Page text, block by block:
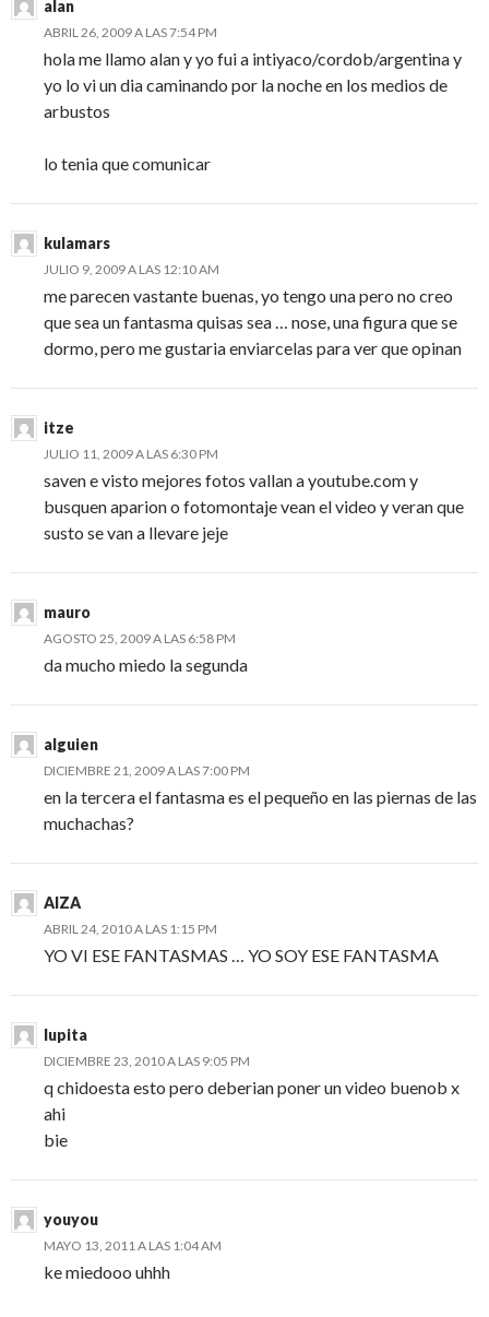
alan
ABRIL 26, 2009 A LAS 7:54 PM
hola me llamo alan y yo fui a intiyaco/cordob/argentina y
yo lo vi un dia caminando por la noche en los medios de
arbustos
lo tenia que comunicar
kulamars
JULIO 9, 2009 A LAS 12:10 AM
me parecen vastante buenas, yo tengo una pero no creo
que sea un fantasma quisas sea … nose, una figura que se
dormo, pero me gustaria enviarcelas para ver que opinan
itze
JULIO 11, 2009 A LAS 6:30 PM
saven e visto mejores fotos vallan a youtube.com y
busquen aparion o fotomontaje vean el video y veran que
susto se van a llevare jeje
mauro
AGOSTO 25, 2009 A LAS 6:58 PM
da mucho miedo la segunda
alguien
DICIEMBRE 21, 2009 A LAS 7:00 PM
en la tercera el fantasma es el pequeño en las piernas de las
muchachas?
AIZA
ABRIL 24, 2010 A LAS 1:15 PM
YO VI ESE FANTASMAS … YO SOY ESE FANTASMA
lupita
DICIEMBRE 23, 2010 A LAS 9:05 PM
q chidoesta esto pero deberian poner un video buenob x
ahi
bie
youyou
MAYO 13, 2011 A LAS 1:04 AM
ke miedooo uhhh